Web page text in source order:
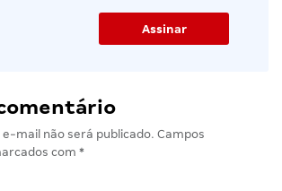
e-mail não será publicado. Campos
com *